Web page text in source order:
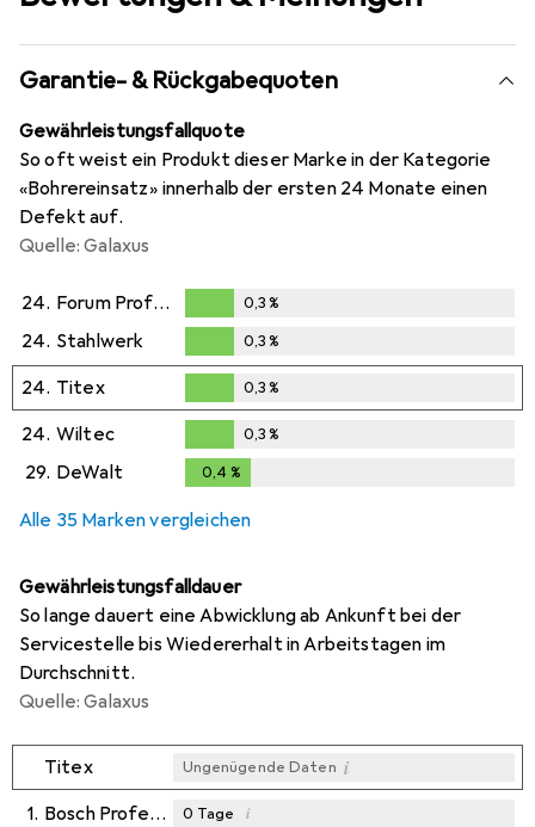
Garantie- & Rückgabequoten
Gewährleistungsfallquote
So oft weist ein Produkt dieser Marke in der Kategorie
«Bohrereinsatz» innerhalb der ersten 24 Monate einen
Defekt auf.
Quelle: Galaxus
24. Forum Professional Solutions
0,3%
0,3%
24. Stahlwerk
0,3%
0,3%
24. Titex
0,3%
0,3%
24. Wiltec
0,3%
0,3%
29. DeWalt 0,4 %
Alle 35 Marken vergleichen
Gewährleistungsfalldauer
So lange dauert eine Abwicklung ab Ankunft bei der
Servicestelle bis Wiedererhalt in Arbeitstagen im
Durchschnitt.
Quelle: Galaxus
Titex Ungenügende Daten i
1. Bosch Professional Zubehör 0 Tage i